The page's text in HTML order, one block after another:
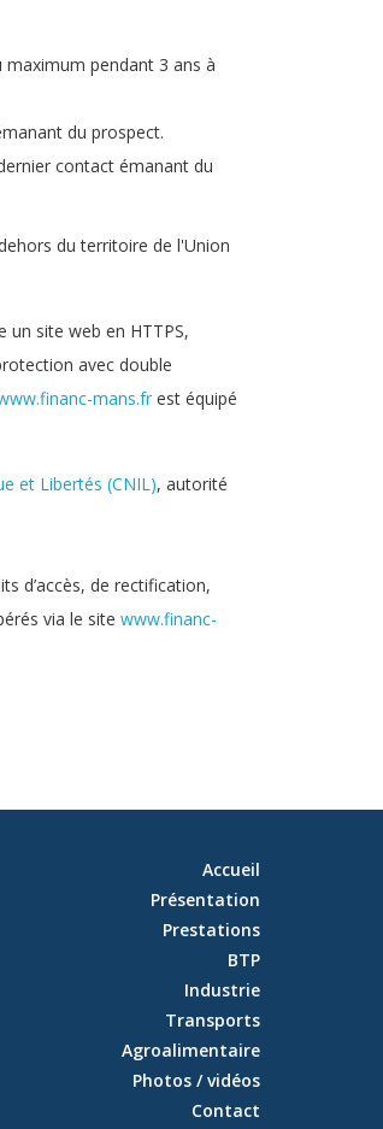
pendant 3 ans à
du prospect.
contact émanant du
du territoire de l'Union
site web en HTTPS,
avec double
mans.fr est équipé
et Libertés (CNIL), autorité
d’accès, de rectification,
via le site www.financ-
Accueil
Présentation
Prestations
BTP
Industrie
Transports
Agroalimentaire
Photos / vidéos
Contact